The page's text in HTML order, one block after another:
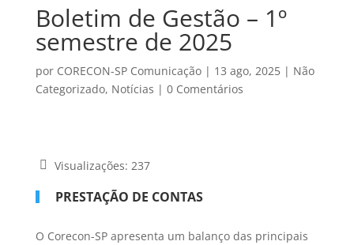
Boletim de Gestão – 1º
semestre de 2025
por CORECON-SP Comunicação| 13 ago, 2025| Não
Categorizado, Notícias | 0 Comentários
Visualizações: 237
PRESTAÇÃO DE CONTAS
O Corecon-SP apresenta um balanço das principais